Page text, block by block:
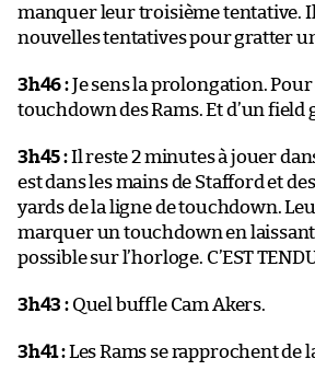
manquer leur troisième tentative.
nouvelles tentatives pour gratter
3h46 :Je sens la prolongation. Pour
touchdown des Rams. Et d’un field
3h45 :Il reste 2 minutes à jouer
est dans les mains de Stafford et
yards de la ligne de touchdown.
marquer un touchdown en
possible sur l’horloge. C’EST
3h43 :Quel buffle Cam Akers.
3h41 :Les Rams se rapprochent de